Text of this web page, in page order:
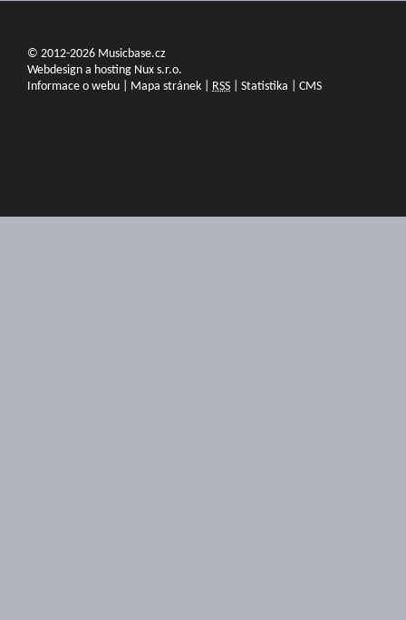
© 2012-2026 Musicbase.cz
Webdesign a hosting Nux s.r.o.
Informace o webu
Mapa stránek RSS Statistika CMS